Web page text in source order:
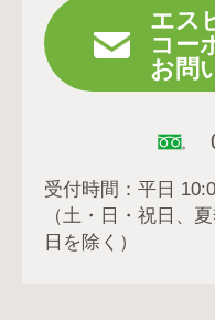
エス
コー
お問
受付時間：平日
（土・日・祝日、
日を除く）